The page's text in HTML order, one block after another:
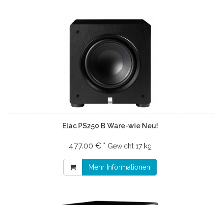
Elac PS250 B Ware-wie Neu!
477.00 € * Gewicht 17 kg
Mehr Informationen